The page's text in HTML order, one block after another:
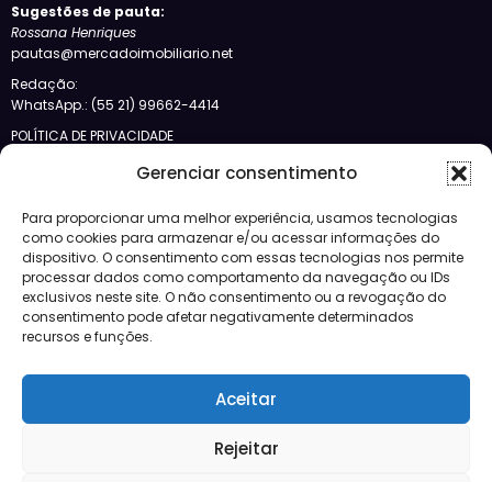
Gerenciar consentimento
Para proporcionar uma melhor experiência, usamos tecnologias
como cookies para armazenar e/ou acessar informações do
dispositivo. O consentimento com essas tecnologias nos permite
processar dados como comportamento da navegação ou IDs
exclusivos neste site. O não consentimento ou a revogação do
consentimento pode afetar negativamente determinados
recursos e funções.
Aceitar
Rejeitar
Sugestões de pauta:
Rossana Henriques
pautas@mercadoimobiliario.net
Redação:
WhatsApp.: (55 21) 99662-4414
POLÍTICA DE PRIVACIDADE
Siga-nos no Bloglovin
Categorias
Crédito
Design
JBFM
Lançamentos
Morar
Notícias